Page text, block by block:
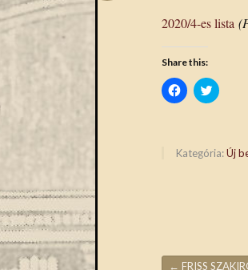
2020/4-es lista
Share this:
Click
to
in
new
Click
to
in
new
Kategória:Új
← FRISS